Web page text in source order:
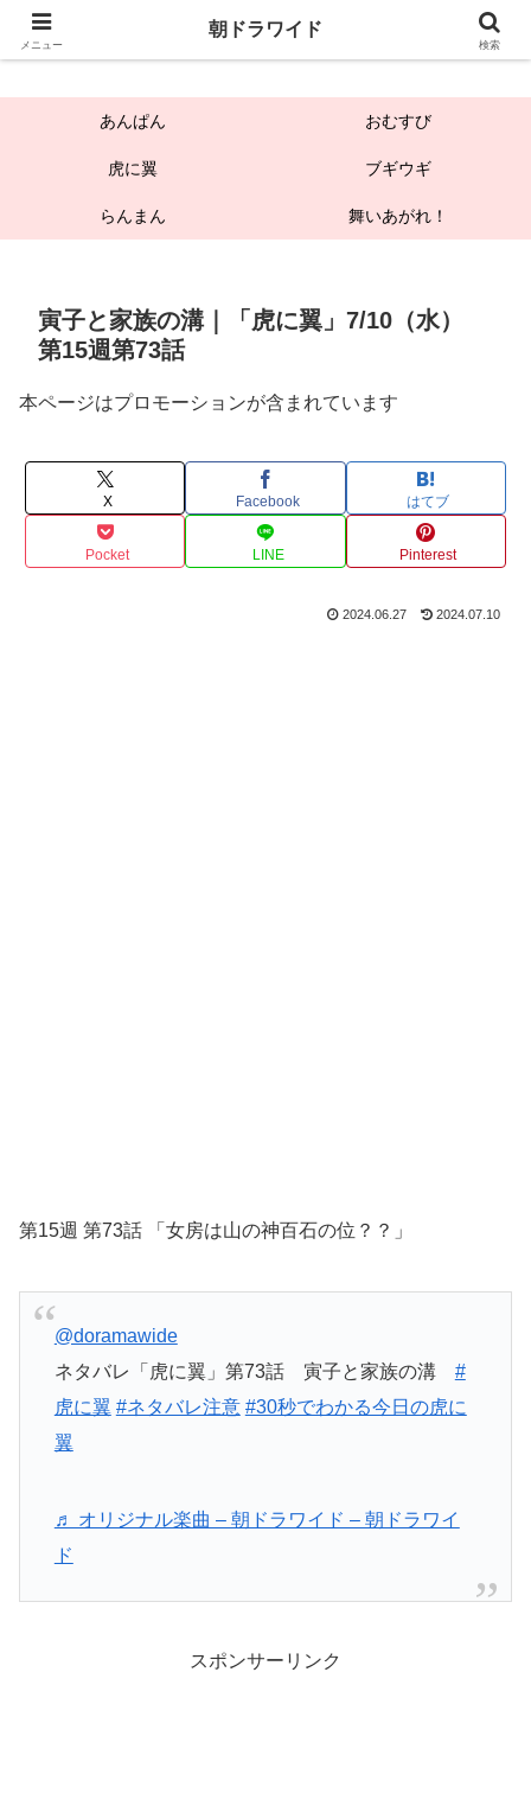
朝ドラワイド
あんぱん おむすび
虎に翼 ブギウギ
らんまん 舞いあがれ！
寅子と家族の溝｜「虎に翼」7/10（水）
第15週第73話
本ページはプロモーションが含まれています
X Facebook はてブ
Pocket LINE Pinterest
2024.06.27 2024.07.10
第15週 第73話 「女房は山の神百石の位？？」
@doramawide
ネタバレ「虎に翼」第73話 寅子と家族の溝 #
虎に翼 #ネタバレ注意 #30秒でわかる今日の虎に
翼
♬ オリジナル楽曲 – 朝ドラワイド – 朝ドラワイ
ド
スポンサーリンク
メニュー
朝ドラワイド
検索